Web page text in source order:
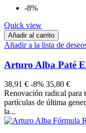
-8%
Quick view
Añadir al carrito
Añadir a la lista de
Arturo Alba Paté
38,91 € -8% 35,80 €
Renovación radical para
partículas de última
la...